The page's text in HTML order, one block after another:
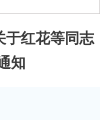
于红花等同志
知